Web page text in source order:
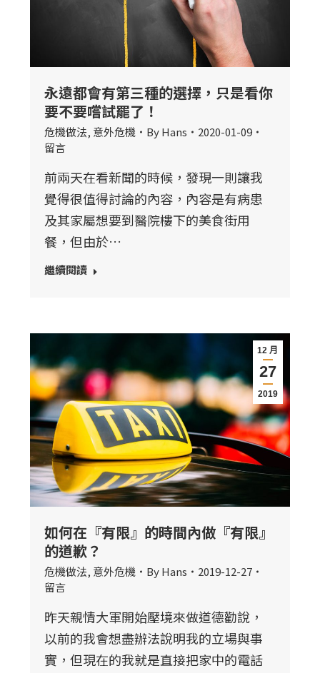
永遠都會有第三種的選擇，只是看你
要不要嚐試罷了！
危機做法, 意外危機 ByHans
2020-01-09
留言
前兩天在看新聞的時候，發現一則讓我
覺得很值得討論的內容，內容是有病患
及其家屬想要到醫院樓下的美食街用
餐，但由於…
繼續閱讀
12 月
27
2019
如何在『有限』的時間內做『有限』
的道歉？
危機做法, 意外危機 ByHans
2019-12-27
留言
昨天親情大軍開始壓境來做道德勸說，
以前的我會想盡辦法說明我的立場與事
實，但現在的我就是直接把家中的電話